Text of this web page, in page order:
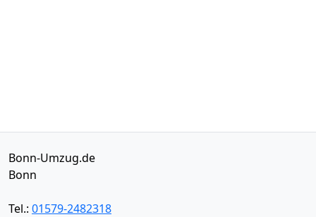
Bonn-Umzug.de
Bonn
Tel.: 01579-2482318